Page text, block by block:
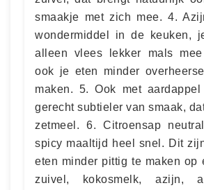
smaakje met zich mee. 4.
wondermiddel in de keuken,
alleen vlees lekker mals
ook je eten minder
maken. 5. Ook met
gerecht subtieler van smaak,
zetmeel. 6. Citroensap
spicy maaltijd heel snel. Dit
eten minder pittig te maken op
zuivel, kokosmelk, azijn,